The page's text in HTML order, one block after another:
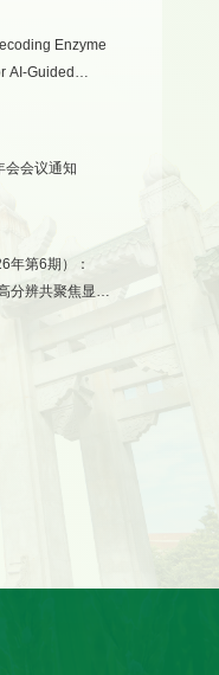
Enzyme
AI-Guided
会会议通知
年第6期）：
分辨共聚焦显微